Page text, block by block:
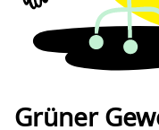
Grüner